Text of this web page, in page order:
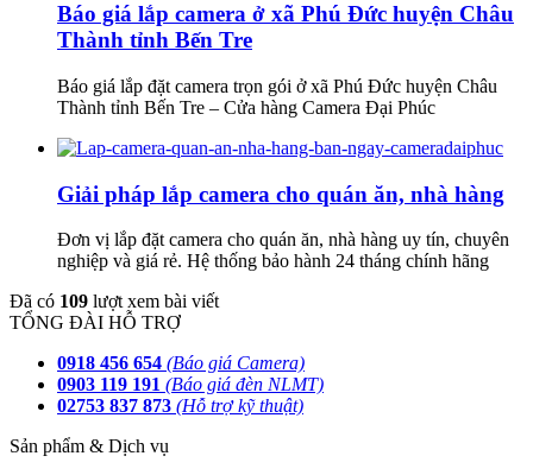
Báo giá lắp camera ở xã Phú Đức huyện Châu
Thành tỉnh Bến Tre
Báo giá lắp đặt camera trọn gói ở xã Phú Đức huyện Châu
Thành tỉnh Bến Tre – Cửa hàng Camera Đại Phúc
Giải pháp lắp camera cho quán ăn, nhà hàng
Đơn vị lắp đặt camera cho quán ăn, nhà hàng uy tín, chuyên
nghiệp và giá rẻ. Hệ thống bảo hành 24 tháng chính hãng
Đã có 109 lượt xem bài viết
TỔNG ĐÀI HỖ TRỢ
0918 456 654 (Báo giá Camera)
0903 119 191 (Báo giá đèn NLMT)
02753 837 873 (Hỗ trợ kỹ thuật)
Sản phẩm & Dịch vụ